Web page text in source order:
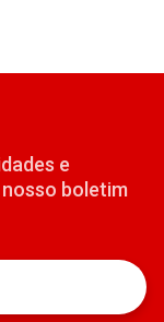
e
boletim